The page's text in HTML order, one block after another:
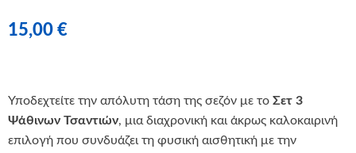
15,00 €
Υποδεχτείτε την απόλυτη τάση της σεζόν με το Σετ 3
Ψάθινων Τσαντιών, μια διαχρονική και άκρως καλοκαιρινή
επιλογή που συνδυάζει τη φυσική αισθητική με την